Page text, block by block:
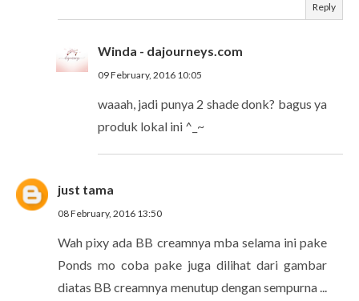
Reply
Winda - dajourneys.com
09 February, 2016 10:05
waaah, jadi punya 2 shade donk? bagus ya
produk lokal ini ^_~
just tama
08 February, 2016 13:50
Wah pixy ada BB creamnya mba selama ini pake
Ponds mo coba pake juga dilihat dari gambar
diatas BB creamnya menutup dengan sempurna ...